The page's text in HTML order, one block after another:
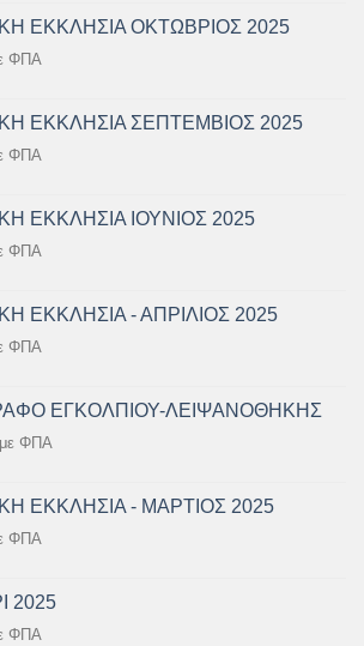
ΕΚΚΛΗΣΙΑ ΟΚΤΩΒΡΙΟΣ 2025
ΦΠΑ
ΕΚΚΛΗΣΙΑ ΣΕΠΤΕΜΒΙΟΣ 2025
ΦΠΑ
ΕΚΚΛΗΣΙΑ ΙΟΥΝΙΟΣ 2025
ΦΠΑ
ΕΚΚΛΗΣΙΑ - ΑΠΡΙΛΙΟΣ 2025
ΦΠΑ
ΕΓΚΟΛΠΙΟΥ-ΛΕΙΨΑΝΟΘΗΚΗΣ
με ΦΠΑ
ΕΚΚΛΗΣΙΑ - ΜΑΡΤΙΟΣ 2025
ΦΠΑ
2025
ΦΠΑ